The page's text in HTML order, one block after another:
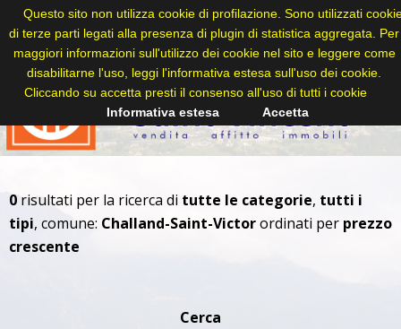
0 risultati per la ricerca di tutte le categorie, tutti i
tipi, comune: Challand-Saint-Victorordinati per prezzo
crescente
Cerca
Questo sito non utilizza cookie di profilazione. Sono utilizzati
di terze parti legati alla presenza di plugin di statistica aggregata. Per
maggiori informazioni sull'utilizzo dei cookie nel sito e leggere come
disabilitarne l'uso, leggi l'informativa estesa sull'uso dei cookie.
Cliccando su accetta presti il consenso all'uso di tutti i cookie
Informativa estesa
Accetta